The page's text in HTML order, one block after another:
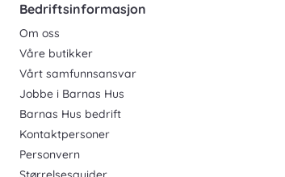
Bedriftsinformasjon
Om oss
Våre butikker
Vårt samfunnsansvar
Jobbe i Barnas Hus
Barnas Hus bedrift
Kontaktpersoner
Personvern